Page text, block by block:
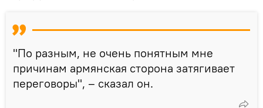
"По разным, не очень понятным мне
причинам армянская сторона затягивает
переговоры", – сказал он.